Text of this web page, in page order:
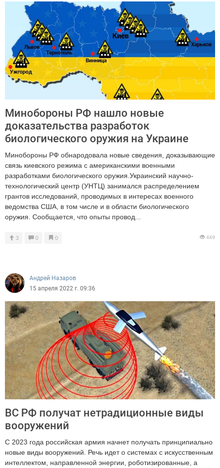
Минобороны РФ нашло новые
доказательства разработок
биологического оружия на Украине
Минобороны РФ обнародовала новые сведения, доказывающие
связь киевского режима с американскими военными
разработками биологического оружия.Украинский научно-
технологический центр (УНТЦ) занимался распределением
грантов исследований, проводимых в интересах военного
ведомства США, в том числе и в области биологического
оружия. Сообщается, что опыты провод...
3 0 0 449
Андрей Назаров
15 апреля 2022 г. 09:36
ВС РФ получат нетрадиционные виды
вооружений
С 2023 года российская армия начнет получать принципиально
новые виды вооружений. Речь идет о системах с искусственным
интеллектом, направленной энергии, роботизированные, а